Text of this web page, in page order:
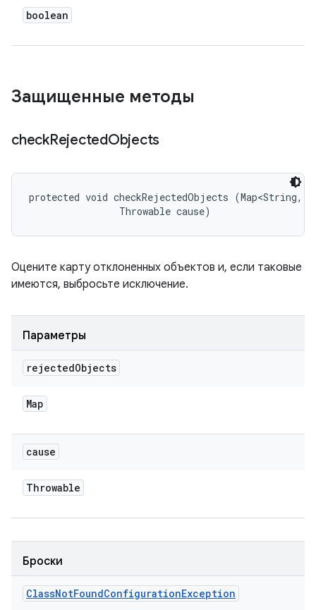
boolean
Защищенные методы
checkRejectedObjects
protected void checkRejectedObjects
                Throwable cause)
Оцените карту отклоненных объектов и, если таковые
имеются, выбросьте исключение.
Параметры
rejectedObjects
Map
cause
Throwable
Броски
ClassNotFoundConfigurationException